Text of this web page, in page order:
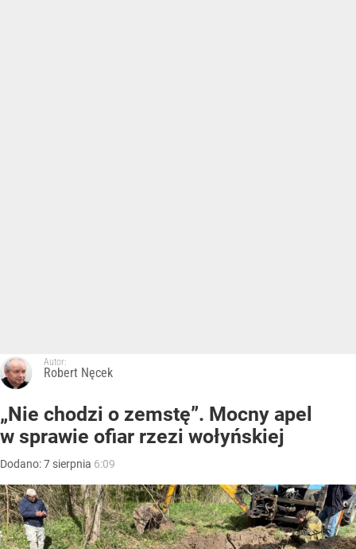
Autor:
Robert Nęcek
„Nie chodzi o zemstę”. Mocny apel
w sprawie ofiar rzezi wołyńskiej
Dodano:7 sierpnia 6:09